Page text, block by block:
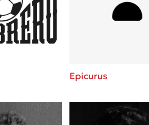
Εύκολη συνταγή για chicken BBQ pizza
από τον Άκη Πετρετζίκη!
3 βιβλία που μπορείς να διαβάσεις σε
παύση σε μετωπική σύγκρουση με τη
Πάνω, κάτω, μπροστά, πίσω; Κάνε το
τεστ και ανακάλυψε την τάση σου!
Epicurus